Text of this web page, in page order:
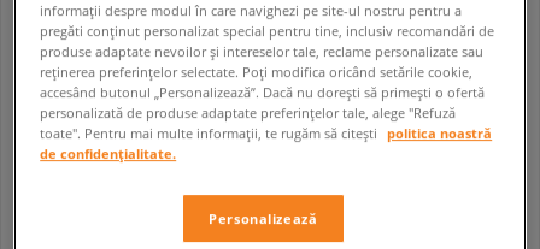
copii
89,99 RON
informații despre modul în care navighezi pe site-ul nostru pentru a
pregăti conținut personalizat special pentru tine, inclusiv recomandări de
produse adaptate nevoilor și intereselor tale, reclame personalizate sau
reținerea preferințelor selectate. Poți modifica oricând setările cookie,
accesând butonul „Personalizează”. Dacă nu dorești să primești o ofertă
personalizată de produse adaptate preferințelor tale, alege "Refuză
toate". Pentru mai multe informații, te rugăm să citești
politica noastră
de confidențialitate.
Personalizează